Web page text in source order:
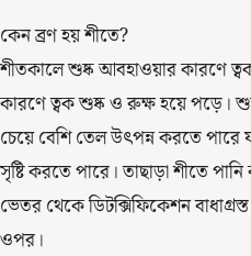
কেন ব্রণ হয় শীতে?
শীতকালে শুষ্ক আবহাওয়ার কারণে
কারণে ত্বক শুষ্ক ও রুক্ষ হয়ে পড়ে।
চেয়ে বেশি তেল উৎপন্ন করতে পারে
সৃষ্টি করতে পারে। তাছাড়া শীতে
ভেতর থেকে ডিটক্সিফিকেশন
ওপর।